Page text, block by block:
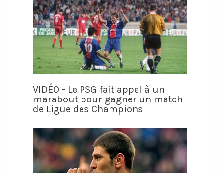
VIDÉO - Le PSG fait appel à un
marabout pour gagner un match
de Ligue des Champions